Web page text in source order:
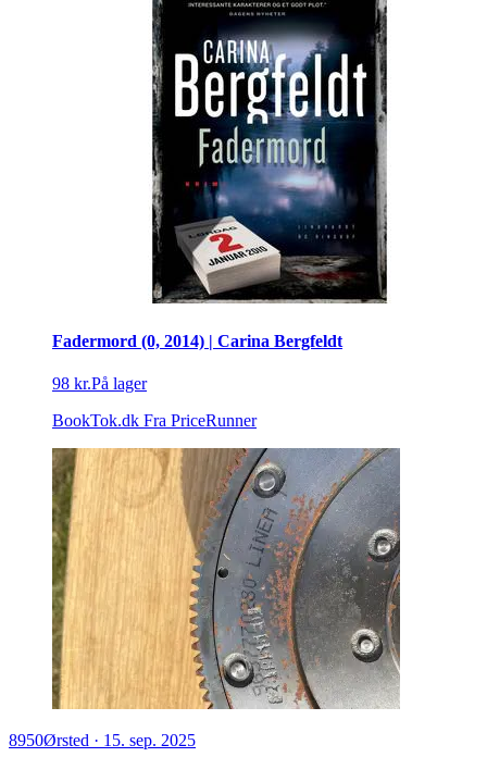
Fadermord (0, 2014) | Carina Bergfeldt
98 kr.På lager
BookTok.dk Fra PriceRunner
8950Ørsted · 15. sep. 2025